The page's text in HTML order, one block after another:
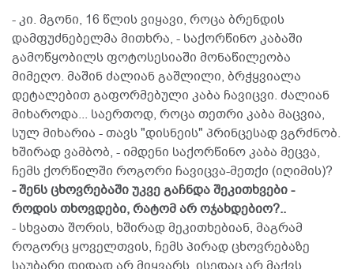
- კი. მგონი, 16 წლის ვიყავი, როცა ბრენდის
დამფუძნებელმა მითხრა, - საქორწინო კაბაში
გამოწყობილს ფოტოსესიაში მონაწილეობა
მიმეღო. მაშინ ძალიან გაშლილი, ბრჭყვიალა
დეტალებით გაფორმებული კაბა ჩავიცვი. ძალიან
მიხაროდა... საერთოდ, როცა თეთრი კაბა მაცვია,
სულ მიხარია - თავს "დისნეის" პრინცესად ვგრძნობ.
ხშირად ვამბობ, - იმდენი საქორწინო კაბა მეცვა,
ჩემს ქორწილში როგორი ჩავიცვა-მეთქი (იღიმის)?
- შენს ცხოვრებაში უკვე გაჩნდა შეკითხვები -
როდის თხოვდები, რატომ არ ოჯახდებიო?..
- სხვათა შორის, ხშირად მეკითხებიან, მაგრამ
როგორც ყოველთვის, ჩემს პირად ცხოვრებაზე